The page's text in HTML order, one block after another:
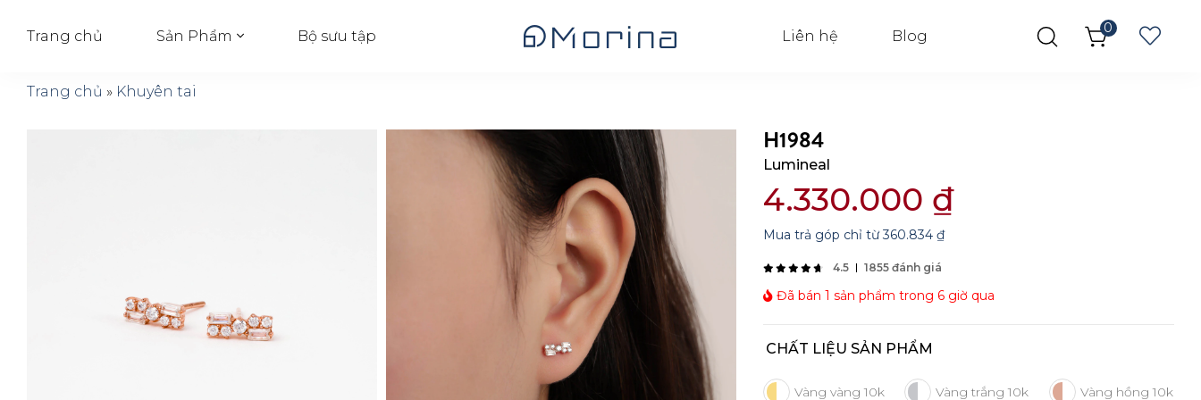
Trang chủ Sản Phẩm Bộ sưu tập Liên hệ Blog 0
Trang chủ » Khuyên tai
H1984
Lumineal
4.330.000 ₫
Mua trả góp chỉ từ360.834 ₫
4.5 1855 đánh giá
Đã bán 1 sản phẩm trong 6 giờ qua
CHẤT LIỆU SẢN PHẨM